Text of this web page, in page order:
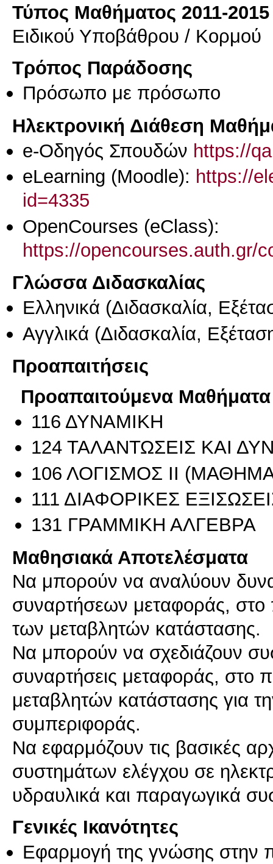
Τύπος Μαθήματος 2011-2015
Ειδικού Υποβάθρου / Κορμού
Τρόπος Παράδοσης
Πρόσωπο με πρόσωπο
Ηλεκτρονική Διάθεση
e-Οδηγός Σπουδών https://
eLearning (Moodle): https://
id=4335
OpenCourses (eClass):
https://opencourses.auth.gr/
Γλώσσα Διδασκαλίας
Ελληνικά (Διδασκαλία,
Αγγλικά (Διδασκαλία,
Προαπαιτήσεις
Προαπαιτούμενα Μαθήματα
116 ΔΥΝΑΜΙΚΗ
124 ΤΑΛΑΝΤΩΣΕΙΣ ΚΑΙ
106 ΛΟΓΙΣΜΟΣ ΙΙ
111 ΔΙΑΦΟΡΙΚΕΣ
131 ΓΡΑΜΜΙΚΗ ΑΛΓΕΒΡΑ
Μαθησιακά Αποτελέσματα
Να μπορούν να αναλύουν
συναρτήσεων μεταφοράς, στο
των μεταβλητών κατάστασης.
Να μπορούν να σχεδιάζουν
συναρτήσεις μεταφοράς, στο
μεταβλητών κατάστασης για
συμπεριφοράς.
Να εφαρμόζουν τις βασικές
συστημάτων ελέγχου σε
υδραυλικά και παραγωγικά
Γενικές Ικανότητες
Εφαρμογή της γνώσης στην